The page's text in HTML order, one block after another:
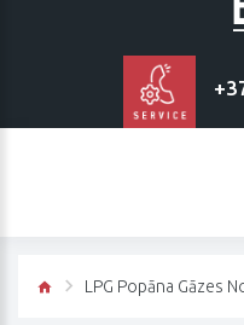
LPG Popāna Gāzes